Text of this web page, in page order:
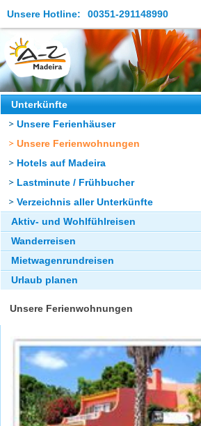
Unsere Hotline: 00351-291148990
Die Insel
Madeira Erleben
Aktuelles
Reiseangebote
Kontakt
Unterkünfte
Unsere Ferienhäuser
Unsere Ferienwohnungen
Hotels auf Madeira
Lastminute / Frühbucher
Verzeichnis aller Unterkünfte
Aktiv- und Wohlfühlreisen
Wanderreisen
Mietwagenrundreisen
Urlaub planen
Unsere Ferienwohnungen